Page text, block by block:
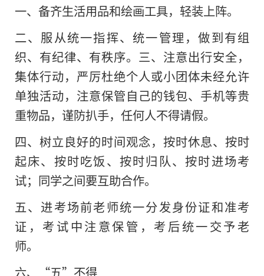
一、备齐生活用品和绘画工具，轻装上阵。
二、服从统一指挥、统一管理，做到有组
织、有纪律、有秩序。三、注意出行安全，
集体行动，严厉杜绝个人或小团体未经允许
单独活动，注意保管自己的钱包、手机等贵
重物品，谨防扒手，任何人不得请假。
四、树立良好的时间观念，按时休息、按时
起床、按时吃饭、按时归队、按时进场考
试；同学之间要互助合作。
五、进考场前老师统一分发身份证和准考
证，考试中注意保管，考后统一交予老
师。
六、“五”不得